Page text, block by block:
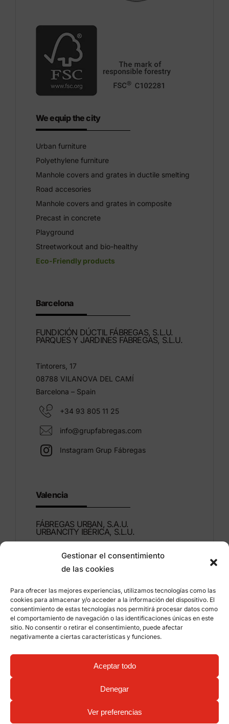
Gestionar el consentimiento
de las cookies
Para ofrecer las mejores experiencias, utilizamos tecnologías como las
cookies para almacenar y/o acceder a la información del dispositivo. El
consentimiento de estas tecnologías nos permitirá procesar datos como
el comportamiento de navegación o las identificaciones únicas en este
sitio. No consentir o retirar el consentimiento, puede afectar
negativamente a ciertas características y funciones.
Aceptar todo
Denegar
Ver preferencias
We equip the city
Urban furniture
Polyethylene furniture
Manhole covers and grates in ductile smelting
Road accesories
Manhole covers and grates in composite
Precast in concrete
Playground
Streetworkout and bio-healthy
Eco-Friendly products
Barcelona
FUNDICIÓN DÚCTIL FÁBREGAS, S.L.U.
PARQUES Y JARDINES FÁBREGAS, S.L.U.
Tintorers, 17
08788 VILANOVA DEL CAMÍ
Barcelona – Spain
+34 93 805 11 25
info@grupfabregas.com
Instagram Grup Fábregas
Valencia
FÁBREGAS URBAN, S.A.U.
URBANCITY IBÉRICA, S.L.U.
Montdúber, 3
46960 ALDAIA
+34 96 151 53 44
info@grupfabregas.com
Legal Notice
Privacy policy
2026 Grup Fábregas, S.L.U. – ECO Friendly urban
Web design: qualitystudio